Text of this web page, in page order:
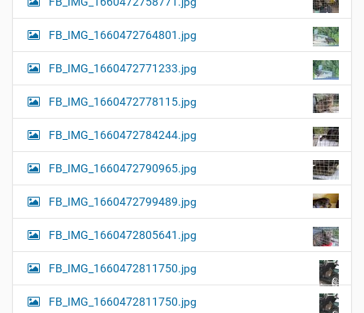
FB_IMG_1660472764801.jpg
FB_IMG_1660472771233.jpg
FB_IMG_1660472778115.jpg
FB_IMG_1660472784244.jpg
FB_IMG_1660472790965.jpg
FB_IMG_1660472799489.jpg
FB_IMG_1660472805641.jpg
FB_IMG_1660472811750.jpg
FB_IMG_1660472811750.jpg